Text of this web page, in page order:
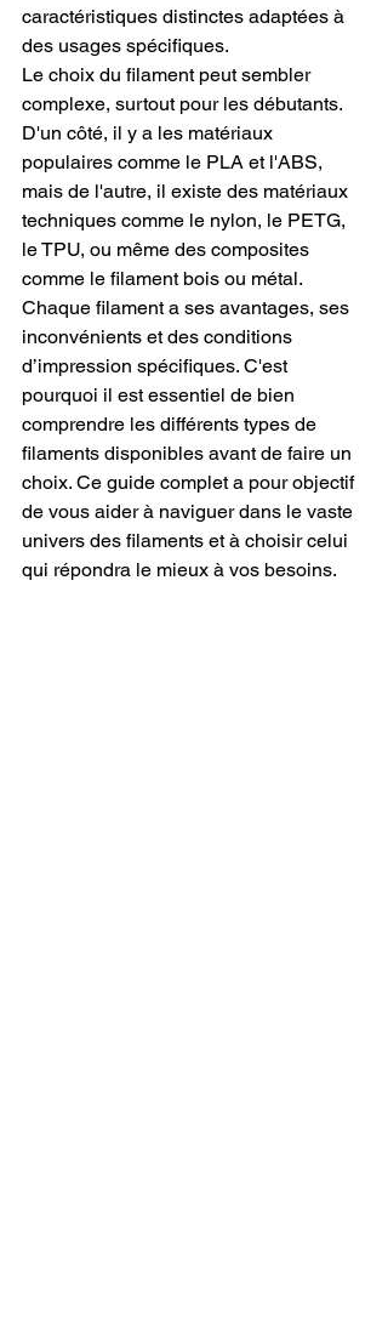
caractéristiques distinctes adaptées à
des usages spécifiques.
Le choix du filament peut sembler
complexe, surtout pour les débutants.
D'un côté, il y a les matériaux
populaires comme le PLA et l'ABS,
mais de l'autre, il existe des matériaux
techniques comme le nylon, le PETG,
le TPU, ou même des composites
comme le filament bois ou métal.
Chaque filament a ses avantages, ses
inconvénients et des conditions
d’impression spécifiques. C'est
pourquoi il est essentiel de bien
comprendre les différents types de
filaments disponibles avant de faire un
choix. Ce guide complet a pour objectif
de vous aider à naviguer dans le vaste
univers des filaments et à choisir celui
qui répondra le mieux à vos besoins.